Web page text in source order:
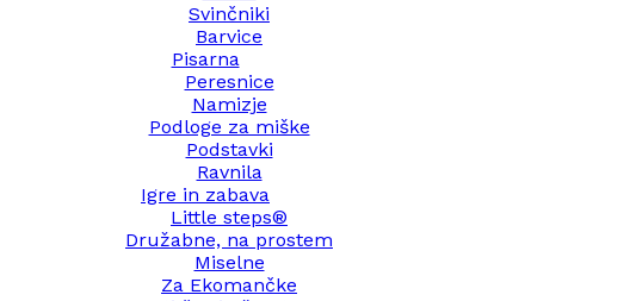
Svinčniki
Barvice
Pisarna
Peresnice
Namizje
Podloge za miške
Podstavki
Ravnila
Igre in zabava
Little steps®
Družabne, na prostem
Miselne
Za Ekomančke